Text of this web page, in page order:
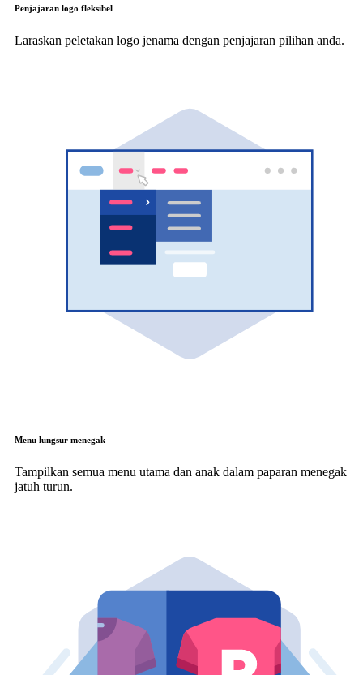
Penjajaran logo fleksibel
Laraskan peletakan logo jenama dengan penjajaran pilihan anda.
Menu lungsur menegak
Tampilkan semua menu utama dan anak dalam paparan menegak
jatuh turun.